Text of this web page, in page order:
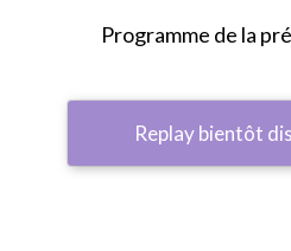
Programme de la
Replay bientôt